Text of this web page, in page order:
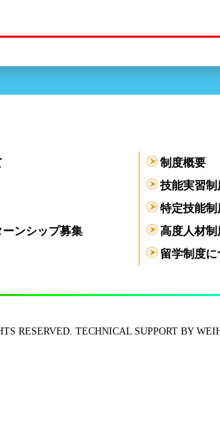
ーンシップ募集
制度概要
技能実習制
特定技能制
高度人材制
留学制度に
RESERVED. TECHNICAL SUPPORT BY